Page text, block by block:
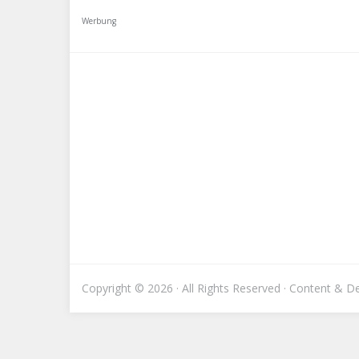
Werbung
Copyright © 2026 · All Rights Reserved · Content &